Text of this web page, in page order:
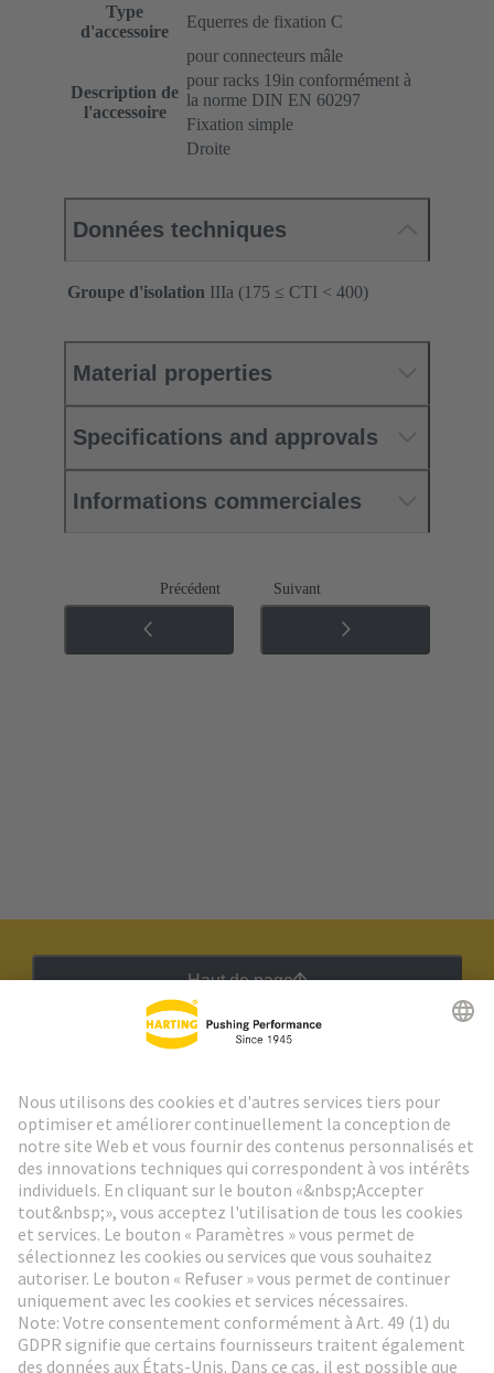
Type
d'accessoire
Equerres de fixation C
Description de
l'accessoire
pour connecteurs mâle
pour racks 19in conformément à
la norme DIN EN 60297
Fixation simple
Droite
Données techniques
Groupe d'isolation IIIa (175 ≤ CTI < 400)
Material properties
Specifications and approvals
Informations commerciales
Précédent Suivant
Haut de page
Aller à l'inscription
Social Media